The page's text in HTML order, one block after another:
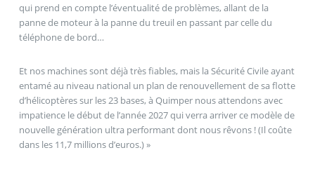
qui prend en compte l’éventualité de problèmes, allant de la
panne de moteur à la panne du treuil en passant par celle du
téléphone de bord…
Et nos machines sont déjà très fiables, mais la Sécurité Civile ayant
entamé au niveau national un plan de renouvellement de sa flotte
d’hélicoptères sur les 23 bases, à Quimper nous attendons avec
impatience le début de l’année 2027 qui verra arriver ce modèle de
nouvelle génération ultra performant dont nous rêvons ! (Il coûte
dans les 11,7 millions d’euros.) »